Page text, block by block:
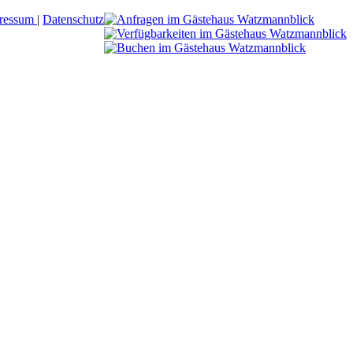
| Datenschutz